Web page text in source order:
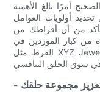
أمرًا بالغ الأهمية
أولويات العوامل
من أن أقراطك من
من كبار الموردين في
القرط مثل XYZ Jewelry و ABC Accessories ، يمكنك رفع لعبة
مجموعة حلقك